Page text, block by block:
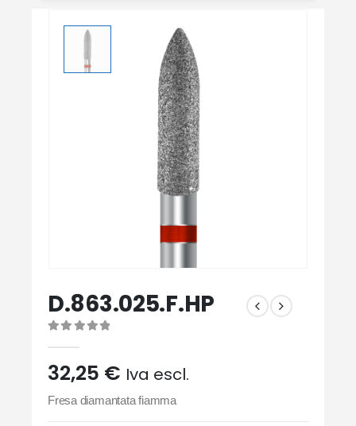
D.863.025.F.HP
32,25 € Iva escl.
Fresa diamantata fiamma